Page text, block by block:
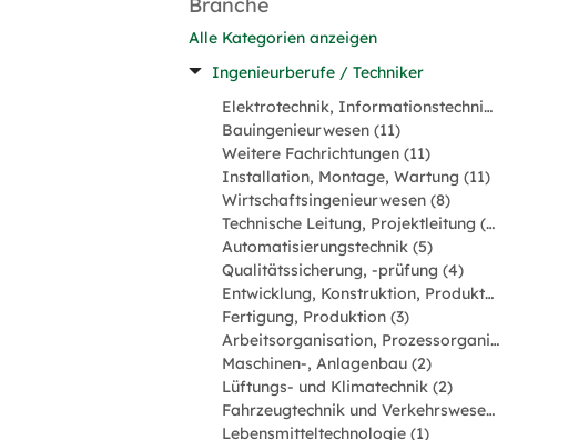
Alle Kategorien anzeigen
Ingenieurberufe / Techniker
Elektrotechnik, Informationstechnik, Mechatronik (16)
Bauingenieurwesen (11)
Weitere Fachrichtungen (11)
Installation, Montage, Wartung (11)
Wirtschaftsingenieurwesen (8)
Technische Leitung, Projektleitung (7)
Automatisierungstechnik (5)
Qualitätssicherung, -prüfung (4)
Entwicklung, Konstruktion, Produktmanagement (3)
Fertigung, Produktion (3)
Arbeitsorganisation, Prozessorganisation (3)
Maschinen-, Anlagenbau (2)
Lüftungs- und Klimatechnik (2)
Fahrzeugtechnik und Verkehrswesen (2)
Lebensmitteltechnologie (1)